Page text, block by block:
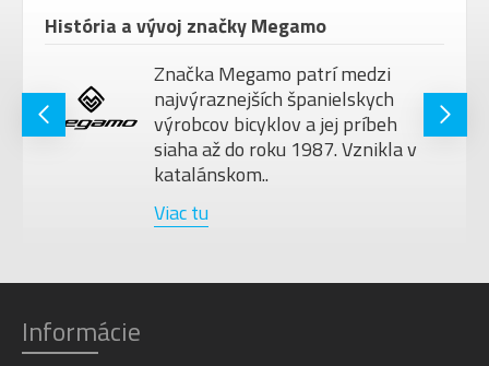
KOLIES
29"
Green, Green
História a vývoj značky Megamo
Značka Megamo patrí medzi
najvýraznejších španielskych
výrobcov bicyklov a jej príbeh
siaha až do roku 1987. Vznikla v
katalánskom..
Viac tu
Informácie